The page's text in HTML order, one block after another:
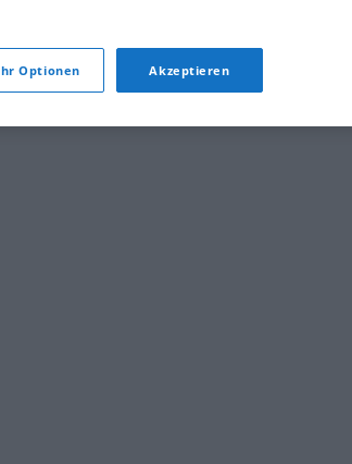
Optionen Akzeptieren